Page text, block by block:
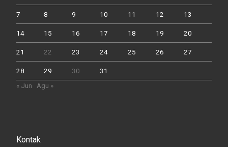
7 8 9 10 11 12 13
14 15 16 17 18 19 20
21 22 23 24 25 26 27
28 29 30
31
« Jun
Agu »
Kontak